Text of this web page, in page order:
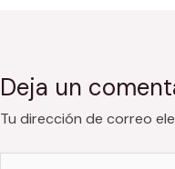
Deja un
Tu dirección de correo